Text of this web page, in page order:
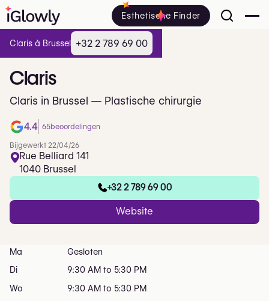
Esthetische Finder
Claris
Claris in Brussel — Plastische chirurgie
4.4 65beoordelingen
Bijgewerkt 22/04/26
Rue Belliard 141
1040 Brussel
+32 2 789 69 00
Website
Ma
Gesloten
Di
9:30 AM to 5:30 PM
Wo
9:30 AM to 5:30 PM
Claris à Brussel +32 2 789 69 00